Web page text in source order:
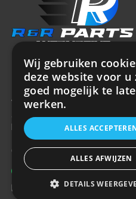
Over ons
Welkom bij R&R Parts
aanschaf van alle auto
beste selectie, service & prijs
Contact
+31(0)85 486 83 17
info@rrparts.nl
Wij gebruiken
deze website voor u
goed mogelijk te
werken.
ALLES
ALLES AFWIJZEN
DETAILS